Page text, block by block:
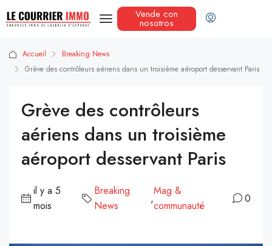
Vende con
nosotros
Accueil
Breaking News
Grève des contrôleurs aériens dans un troisième aéroport desservant Paris
Grève des contrôleurs
aériens dans un troisième
aéroport desservant Paris
il y a 5
mois
Breaking
News
,
Mag &
communauté
0